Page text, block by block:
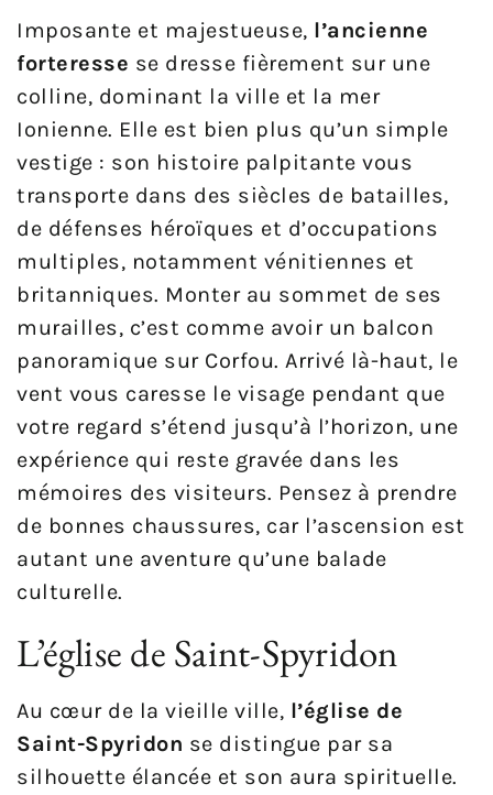
Imposante et majestueuse, l’ancienne
forteresse se dresse fièrement sur une
colline, dominant la ville et la mer
Ionienne. Elle est bien plus qu’un simple
vestige : son histoire palpitante vous
transporte dans des siècles de batailles,
de défenses héroïques et d’occupations
multiples, notamment vénitiennes et
britanniques. Monter au sommet de ses
murailles, c’est comme avoir un balcon
panoramique sur Corfou. Arrivé là-haut, le
vent vous caresse le visage pendant que
votre regard s’étend jusqu’à l’horizon, une
expérience qui reste gravée dans les
mémoires des visiteurs. Pensez à prendre
de bonnes chaussures, car l’ascension est
autant une aventure qu’une balade
culturelle.
L’église de Saint-Spyridon
Au cœur de la vieille ville, l’église de
Saint-Spyridon se distingue par sa
silhouette élancée et son aura spirituelle.